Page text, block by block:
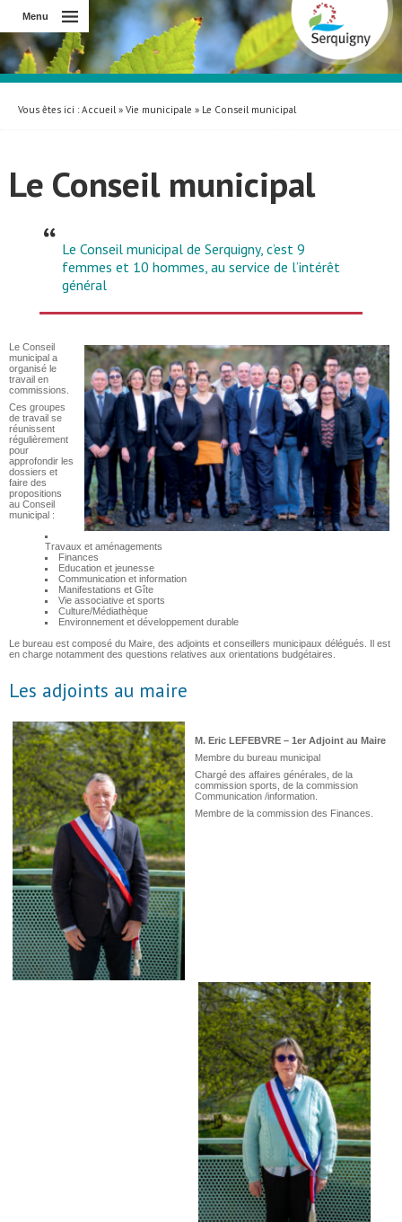
Menu
Vous êtes ici :Accueil» Vie municipale » Le Conseil municipal
Le Conseil municipal
Le Conseil municipal de Serquigny, c’est 9
femmes et 10 hommes, au service de l’intérêt
général
Le Conseil
municipal a
organisé le
travail en
commissions.
Ces groupes
de travail se
réunissent
régulièrement
pour
approfondir les
dossiers et
faire des
propositions
au Conseil
municipal :
Travaux et aménagements
Finances
Education et jeunesse
Communication et information
Manifestations et Gîte
Vie associative et sports
Culture/Médiathèque
Environnement et développement durable
Le bureau est composé du Maire, des adjoints et conseillers municipaux délégués. Il est
en charge notamment des questions relatives aux orientations budgétaires.
Les adjoints au maire
M. Eric LEFEBVRE – 1er Adjoint au Maire
Membre du bureau municipal
Chargé des affaires générales, de la
commission sports, de la commission
Communication /information.
Membre de la commission des Finances.